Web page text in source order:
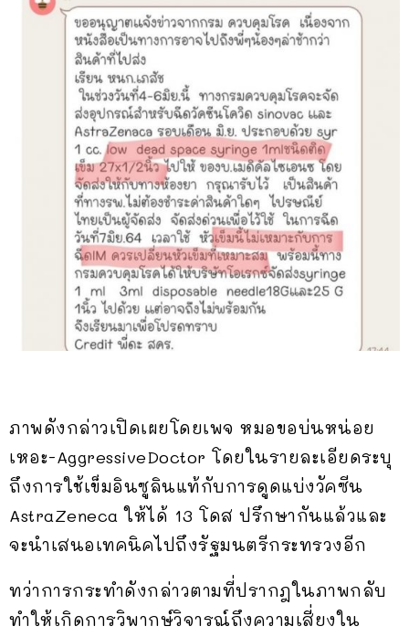
ภาพดังกล่าวเปิดเผยโดยเพจ หมอขอบ่นหน่อย
เหอะ-AggressiveDoctor โดยในรายละเอียดระบุ
ถึงการใช้เข็มอินซูลินแท้กับการดูดแบ่งวัคซีน
AstraZeneca ให้ได้ 13 โดส ปรึกษากันแล้วและ
จะนำเสนอเทคนิคไปถึงรัฐมนตรีกระทรวงอีก
ทว่าการกระทำดังกล่าวตามที่ปรากฎในภาพกลับ
ทำให้เกิดการวิพากษ์วิจารณ์ถึงความเสี่ยงใน